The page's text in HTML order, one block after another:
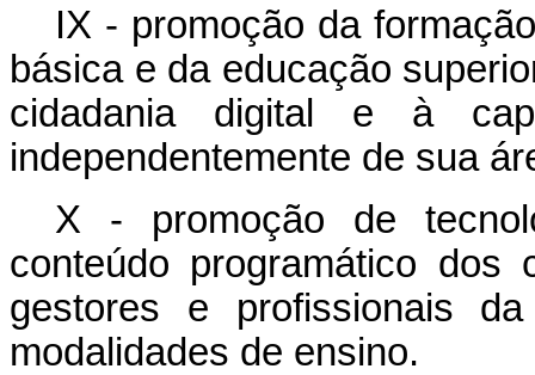
IX - promoção da
básica e da educação
cidadania digital e à
independentemente de sua
X - promoção de
conteúdo programático dos
gestores e profissionais
modalidades de ensino.